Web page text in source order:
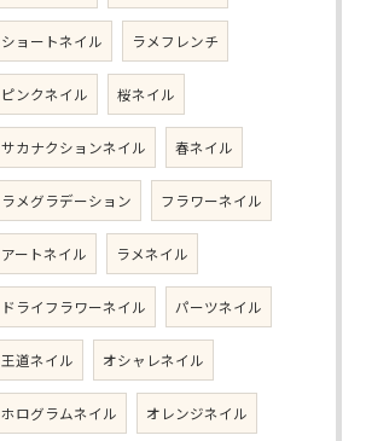
ショートネイル ラメフレンチ
ピンクネイル 桜ネイル
サカナクションネイル 春ネイル
ラメグラデーション フラワーネイル
アートネイル ラメネイル
ドライフラワーネイル パーツネイル
王道ネイル オシャレネイル
ホログラムネイル オレンジネイル